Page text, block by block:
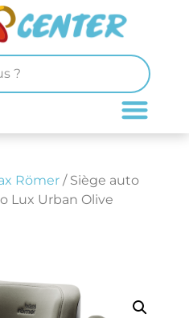
Römer/ Siège auto
Lux Urban Olive